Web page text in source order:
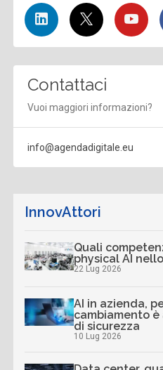
Contattaci
Vuoi maggiori informazioni?
info@agendadigitale.eu
InnovAttori
Quali
physical AI
22 Lug 2026
AI in azienda,
cambiamento
di sicurezza
10 Lug 2026